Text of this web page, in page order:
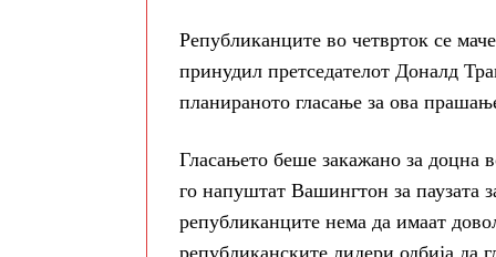
Републиканците во четврток се
принудил претседателот Доналд
планираното гласање за ова
Гласањето беше закажано за доцна
го напуштат Вашингтон за паузата
републиканците нема да имаат
републиканските лидери одбија да